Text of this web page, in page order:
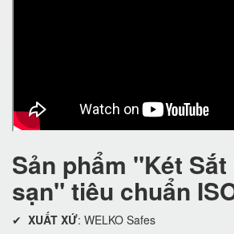
Sản phẩm "Két
sạn" tiêu chuẩn
✔ XUẤT XỨ: WELKO Safes